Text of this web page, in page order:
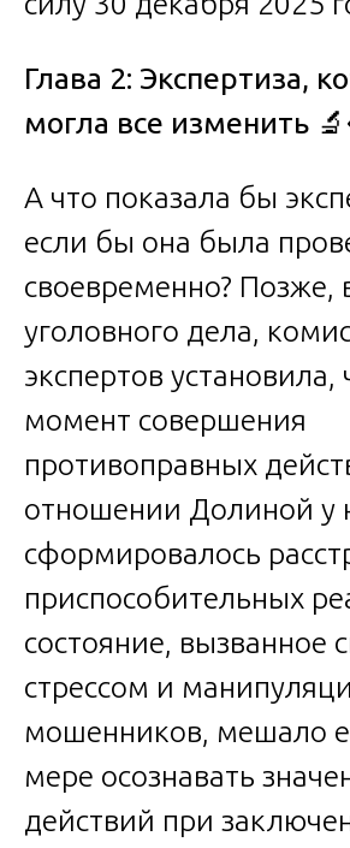
Глава 2: Экспертиза,
могла все изменить
А что показала бы
если бы она была
своевременно? Позже,
уголовного дела,
экспертов установила,
момент совершения
противоправных
отношении Долиной у
сформировалось
приспособительных
состояние, вызванное
стрессом и
мошенников, мешало
мере осознавать
действий при